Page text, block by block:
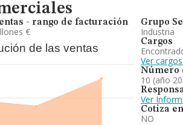
- rango de facturación
€
de las ventas
Grupo
Industria
Cargos
Ver
Número
10 (año
Ver
Cotiza
NO